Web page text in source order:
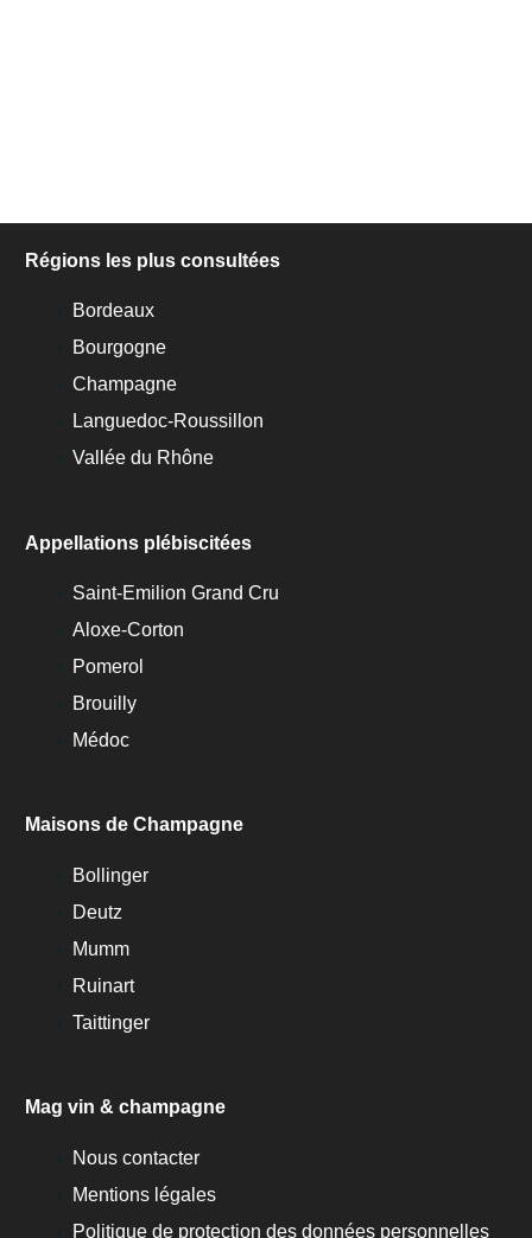
Régions les plus consultées
Bordeaux
Bourgogne
Champagne
Languedoc-Roussillon
Vallée du Rhône
Appellations plébiscitées
Saint-Emilion Grand Cru
Aloxe-Corton
Pomerol
Brouilly
Médoc
Maisons de Champagne
Bollinger
Deutz
Mumm
Ruinart
Taittinger
Mag vin & champagne
Nous contacter
Mentions légales
Politique de protection des données personnelles